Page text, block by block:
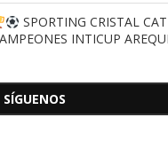
SPORTING CRISTAL
INTICUP
SÍGUENOS